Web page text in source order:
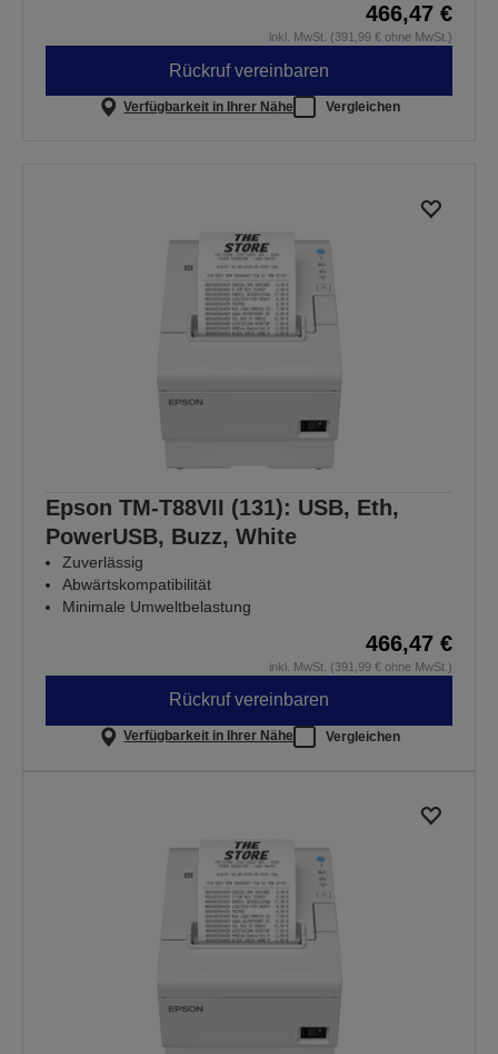
466,47 €
inkl. MwSt. (391,99 € ohne MwSt.)
Rückruf vereinbaren
Verfügbarkeit in Ihrer Nähe Vergleichen
Epson TM-T88VII (131): USB, Eth,
PowerUSB, Buzz, White
Zuverlässig
Abwärtskompatibilität
Minimale Umweltbelastung
466,47 €
inkl. MwSt. (391,99 € ohne MwSt.)
Rückruf vereinbaren
Verfügbarkeit in Ihrer Nähe Vergleichen